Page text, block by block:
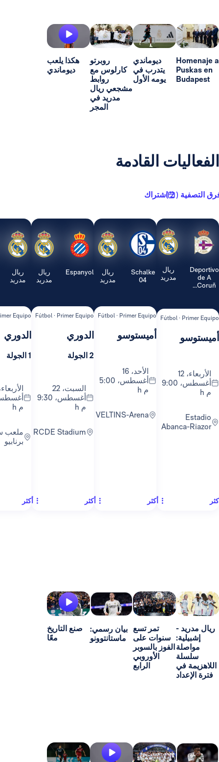
ديوماندي
يتدرب في
يومه الأول
روبرتو
كارلوس مع
روابط
مشجعي ريال
هكذا يلعب
ديوماندي
القادمة
) اشتراك
ريال
مدريد
Fútbol
أغسطس، 9:00
Schalke
04
ريال
مدريد
Fútbol · Primer Equipo
أميستوسو
الأحد، 16
أغسطس، 5:00
م h
VELTINS-Arena
Espanyol
ريال
Fútbol · Primer Equipo
الدوري
أغسطس، 9:30
RCDE Stadium
ريال
مدريد
Real
Sociedad
Fútbol · Primer Equipo
الدوري
1 الجولة
الأربعاء، 26
أغسطس، 9:00
ملعب سانتياغو
-
تمر تسع
سنوات على
الفوز بالسوبر
الأوروبي
الرابع
بيان رسمي:
ماستانتوونو
صنع التاريخ
معًا